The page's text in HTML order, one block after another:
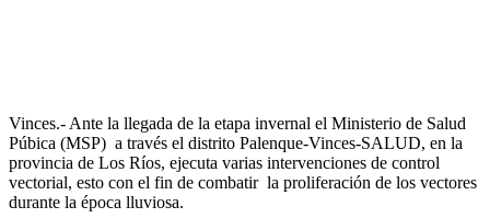
Vinces.- Ante la llegada de la etapa invernal el Ministerio de Salud
Púbica (MSP) a través el distrito Palenque-Vinces-SALUD, en la
provincia de Los Ríos, ejecuta varias intervenciones de control
vectorial, esto con el fin de combatir la proliferación de los vectores
durante la época lluviosa.